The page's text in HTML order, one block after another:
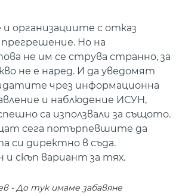
организациите с отказ
Но на
не им се струва странно, за
не е наред. И да уведомят
чрез информационна
и наблюдение ИСУН,
са използвали за същото.
сега потърпевшите да
си директно в съда.
скъп вариант за тях.
- До тук имаме забавяне